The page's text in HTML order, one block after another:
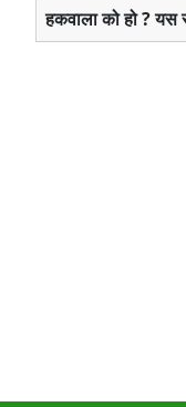
हकवाला को हो ? यस